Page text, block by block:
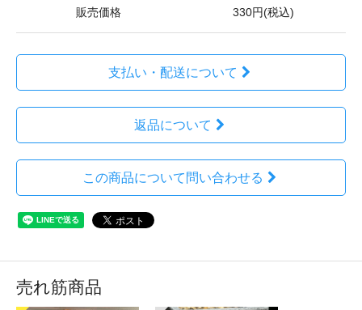
販売価格 330円(税込)
支払い・配送について
返品について
この商品について問い合わせる
売れ筋商品